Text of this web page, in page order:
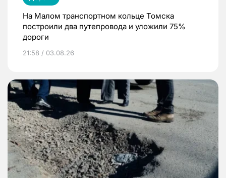
На Малом транспортном кольце Томска
построили два путепровода и уложили 75%
дороги
21:58 / 03.08.26